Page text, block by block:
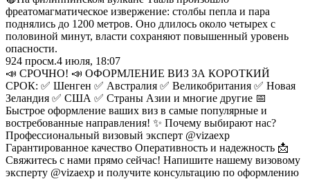
фреатомагматическое извержение: столбы пепла и пара
поднялись до 1200 метров. Оно длилось около четырех с
половиной минут, власти сохраняют повышенный уровень
опасности.
924 просм.4 июля, 18:07
📣 СРОЧНО! 📣 ОФОРМЛЕНИЕ ВИЗ ЗА КОРОТКИЙ
СРОК: ✅ Шенген ✅ Австралия ✅ Великобритания ✅ Новая
Зеландия ✅ США ✅ Страны Азии и многие другие 📅
Быстрое оформление ваших виз в самые популярные и
востребованные направления! ✨ Почему выбирают нас?
Профессиональный визовый эксперт @vizaexp
Гарантированное качество Оперативность и надежность 📩
Свяжитесь с нами прямо сейчас! Напишите нашему визовому
эксперту @vizaexp и получите консультацию по оформлению